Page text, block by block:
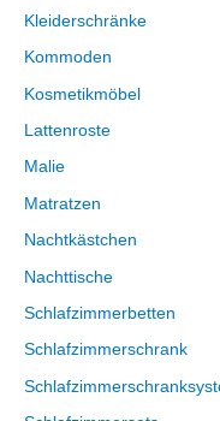
Kleiderschränke
Kommoden
Kosmetikmöbel
Lattenroste
Malie
Matratzen
Nachtkästchen
Nachttische
Schlafzimmerbetten
Schlafzimmerschrank